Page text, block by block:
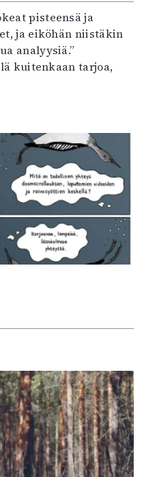
pisteensä ja
ja eiköhän niistäkin
analyysiä.”
kuitenkaan tarjoa,